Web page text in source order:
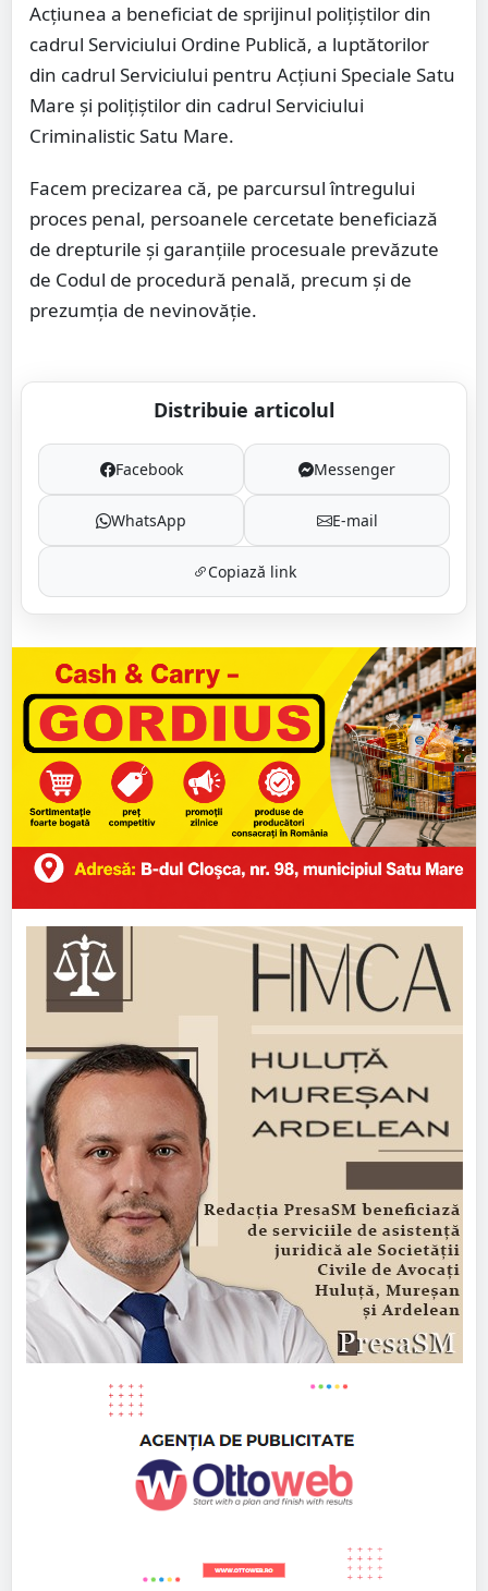
Acțiunea a beneficiat de sprijinul polițiștilor din
cadrul Serviciului Ordine Publică, a luptătorilor
din cadrul Serviciului pentru Acțiuni Speciale Satu
Mare și polițiștilor din cadrul Serviciului
Criminalistic Satu Mare.
Facem precizarea că, pe parcursul întregului
proces penal, persoanele cercetate beneficiază
de drepturile și garanțiile procesuale prevăzute
de Codul de procedură penală, precum și de
prezumția de nevinovăție.
Distribuie articolul
Facebook Messenger
WhatsApp E-mail
Copiază link